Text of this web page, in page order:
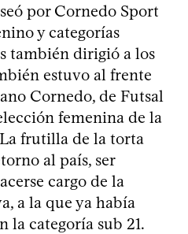
por Cornedo Sport
y categorías
también dirigió a los
estuvo al frente
Cornedo, de Futsal
femenina de la
frutilla de la torta
al país, ser
cargo de la
a la que ya había
la categoría sub 21.